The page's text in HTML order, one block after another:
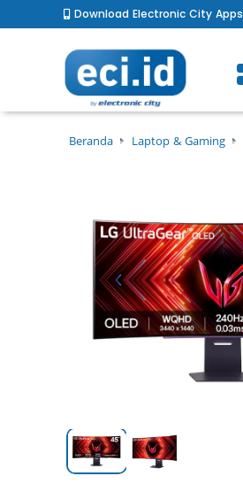
Download Electronic City Apps
Beranda Laptop & Gaming